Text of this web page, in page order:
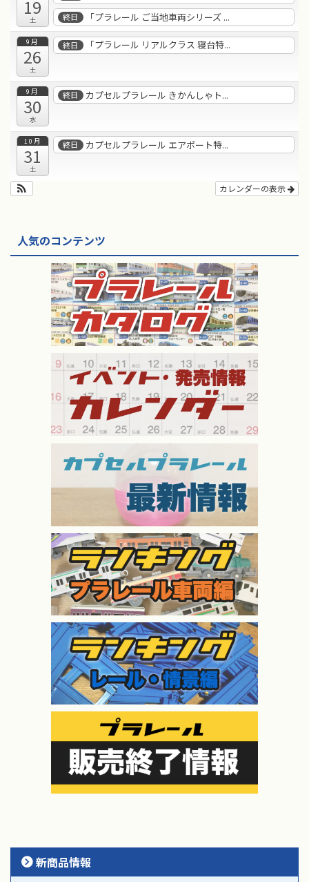
19
土 終日 「プラレール ご当地車両シリーズ ...
9月
26
土
終日 「プラレール リアルクラス 寝台特...
9月
30
水
終日 カプセルプラレール きかんしゃト...
10月
31
土
終日 カプセルプラレール エアポート特...
カレンダーの表示
人気のコンテンツ
新商品情報